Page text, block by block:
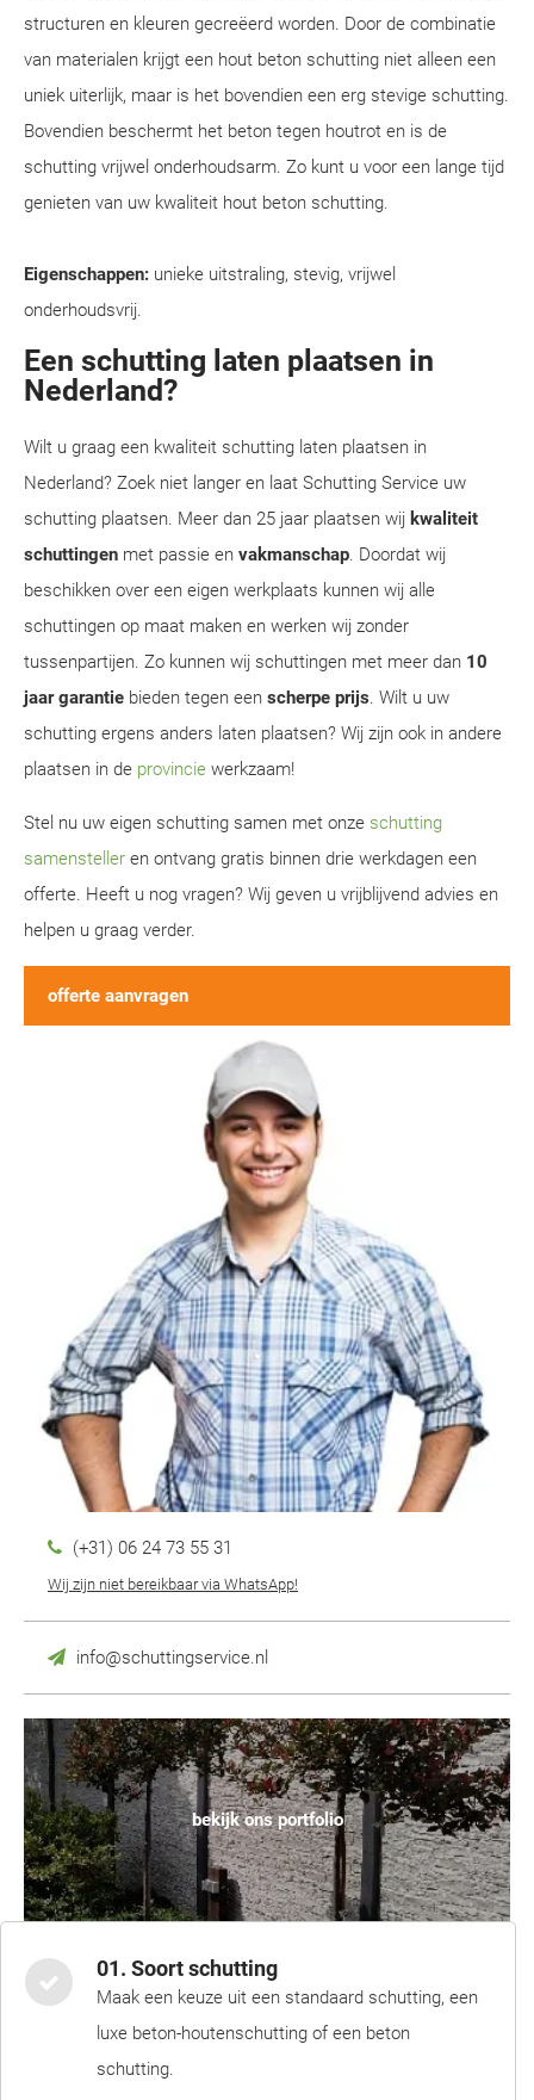
structuren en kleuren gecreëerd worden. Door de combinatie
van materialen krijgt een hout beton schutting niet alleen een
uniek uiterlijk, maar is het bovendien een erg stevige schutting.
Bovendien beschermt het beton tegen houtrot en is de
schutting vrijwel onderhoudsarm. Zo kunt u voor een lange tijd
genieten van uw kwaliteit hout beton schutting.
Eigenschappen: unieke uitstraling, stevig, vrijwel
onderhoudsvrij.
Een schutting laten plaatsen in
Nederland?
Wilt u graag een kwaliteit schutting laten plaatsen in
Nederland? Zoek niet langer en laat Schutting Service uw
schutting plaatsen. Meer dan 25 jaar plaatsen wij kwaliteit
schuttingen met passie en vakmanschap. Doordat wij
beschikken over een eigen werkplaats kunnen wij alle
schuttingen op maat maken en werken wij zonder
tussenpartijen. Zo kunnen wij schuttingen met meer dan 10
jaar garantie bieden tegen een scherpe prijs. Wilt u uw
schutting ergens anders laten plaatsen? Wij zijn ook in andere
plaatsen in de provincie werkzaam!
Stel nu uw eigen schutting samen met onze schutting
samensteller en ontvang gratis binnen drie werkdagen een
offerte. Heeft u nog vragen? Wij geven u vrijblijvend advies en
helpen u graag verder.
offerte aanvragen
(+31) 06 24 73 55 31
Wij zijn niet bereikbaar via WhatsApp!
info@schuttingservice.nl
bekijk ons portfolio
01. Soort schutting
Maak een keuze uit een standaard schutting, een
luxe beton-houtenschutting of een beton
schutting.